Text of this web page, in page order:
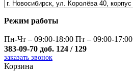
Режим работы
Пн-Чт – 09:00-18:00 Пт – 09:00-17:00
383-09-70 доб. 124 / 129
заказать звонок
Корзина